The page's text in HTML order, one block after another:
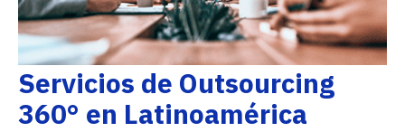
Servicios de Outsourcing
360° en Latinoamérica